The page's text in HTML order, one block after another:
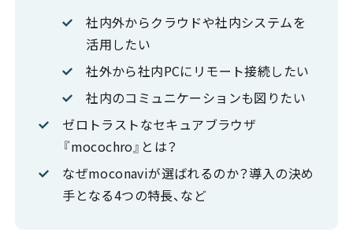
社内外からクラウドや社内システムを
活用したい
社外から社内PCにリモート接続したい
社内のコミュニケーションも図りたい
ゼロトラストなセキュアブラウザ
『mocochro』とは？
なぜmoconaviが選ばれるのか？導入の決め
手となる4つの特長、など